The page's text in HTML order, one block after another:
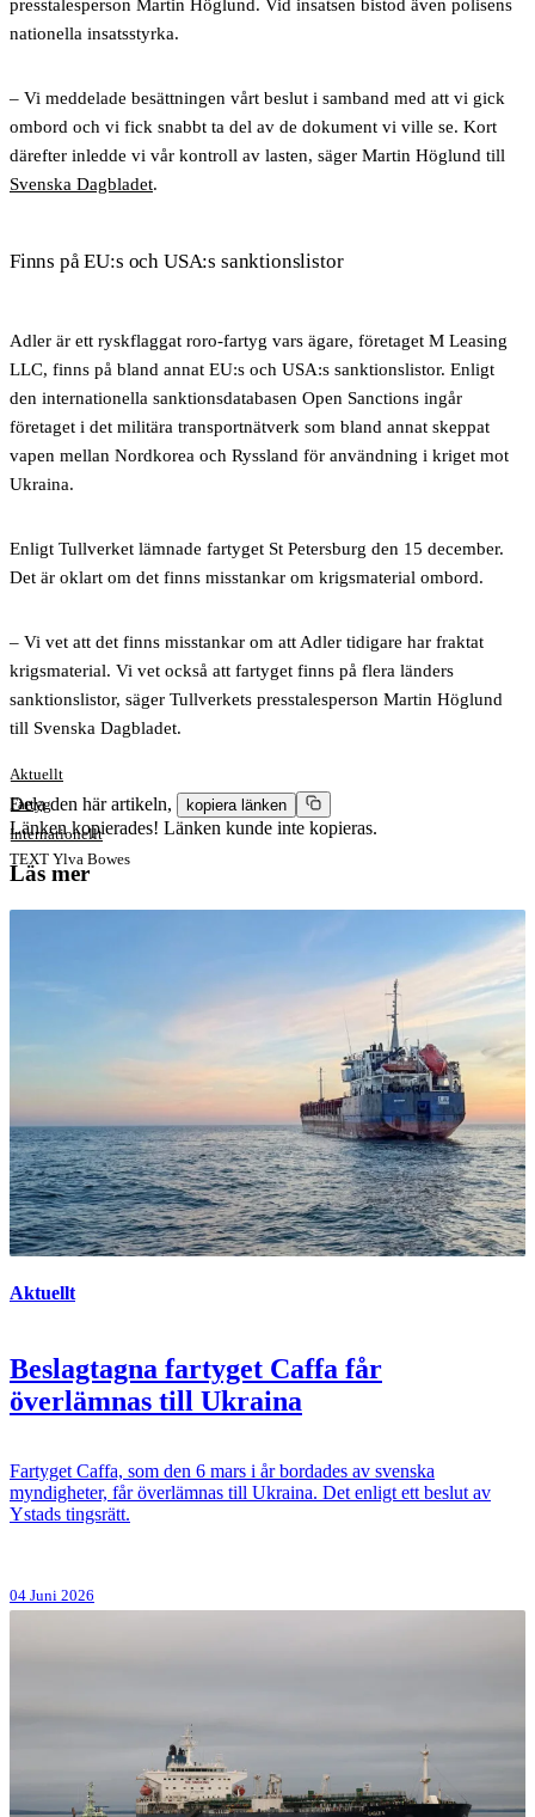
presstalesperson Martin Höglund. Vid insatsen bistod även polisens
nationella insatsstyrka.
– Vi meddelade besättningen vårt beslut i samband med att vi gick
ombord och vi fick snabbt ta del av de dokument vi ville se. Kort
därefter inledde vi vår kontroll av lasten, säger Martin Höglund till
Svenska Dagbladet.
Finns på EU:s och USA:s sanktionslistor
Adler är ett ryskflaggat roro-fartyg vars ägare, företaget M Leasing
LLC, finns på bland annat EU:s och USA:s sanktionslistor. Enligt
den internationella sanktionsdatabasen Open Sanctions ingår
företaget i det militära transportnätverk som bland annat skeppat
vapen mellan Nordkorea och Ryssland för användning i kriget mot
Ukraina.
Enligt Tullverket lämnade fartyget St Petersburg den 15 december.
Det är oklart om det finns misstankar om krigsmaterial ombord.
– Vi vet att det finns misstankar om att Adler tidigare har fraktat
krigsmaterial. Vi vet också att fartyget finns på flera länders
sanktionslistor, säger Tullverkets presstalesperson Martin Höglund
till Svenska Dagbladet.
Aktuellt
Fartyg
Internationellt
TEXT Ylva Bowes
Dela den här artikeln, kopiera länken
Länken kopierades! Länken kunde inte kopieras.
Läs mer
Aktuellt
Beslagtagna fartyget Caffa får
överlämnas till Ukraina
Fartyget Caffa, som den 6 mars i år bordades av svenska
myndigheter, får överlämnas till Ukraina. Det enligt ett beslut av
Ystads tingsrätt.
04 Juni 2026